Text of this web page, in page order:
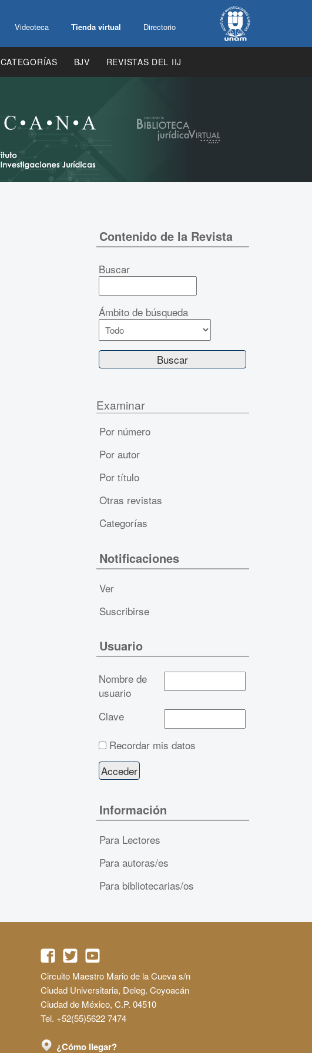
Videoteca Tienda virtual Directorio
CATEGORÍAS BJV REVISTAS DEL IIJ
Contenido de la Revista
Buscar
Ámbito de búsqueda
Examinar
Por número
Por autor
Por título
Otras revistas
Categorías
Notificaciones
Ver
Suscribirse
Usuario
Nombre de
usuario
Clave
Recordar mis datos
Información
Para Lectores
Para autoras/es
Para bibliotecarias/os
Circuito Maestro Mario de la Cueva s/n
Ciudad Universitaria, Deleg. Coyoacán
Ciudad de México, C.P. 04510
Tel. +52(55)5622 7474
¿Cómo llegar?